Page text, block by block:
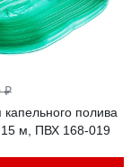
₽
полива
15 м, ПВХ 168-019